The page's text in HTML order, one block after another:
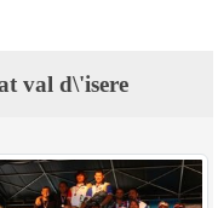
val d\'isere